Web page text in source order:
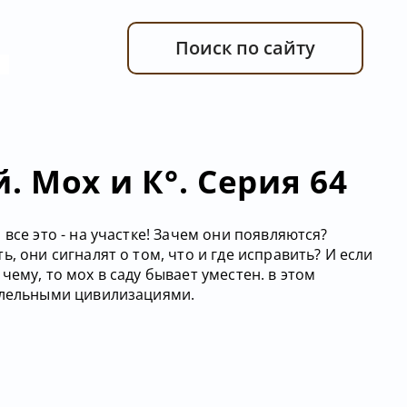
Поиск по сайту
Мох и К°. Серия 64
это - на участке! Зачем они появляются?
они сигналят о том, что и где исправить? И если
то мох в саду бывает уместен. в этом
цивилизациями.